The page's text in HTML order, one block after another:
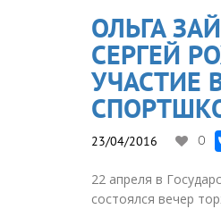
ОЛЬГА
СЕРГЕЙ
УЧАСТИЕ
23/04/2016 0
22 апреля в
состоялся вечер